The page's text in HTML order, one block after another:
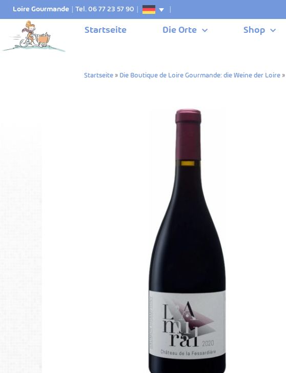
Loire Gourmande Tel. 06 77 23 57 90
Startseite Die Orte Shop
Startseite» Die Boutique de Loire Gourmande: die Weine der Loire»